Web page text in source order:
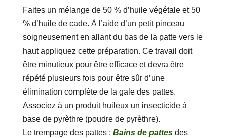
Faites un mélange de 50 % d’huile végétale et 50
% d’huile de cade. À l’aide d’un petit pinceau
soigneusement en allant du bas de la patte vers le
haut appliquez cette préparation. Ce travail doit
être minutieux pour être efficace et devra être
répété plusieurs fois pour être sûr d’une
élimination complète de la gale des pattes.
Associez à un produit huileux un insecticide à
base de pyrèthre (poudre de pyrèthre).
Le trempage des pattes : Bains de pattesdes